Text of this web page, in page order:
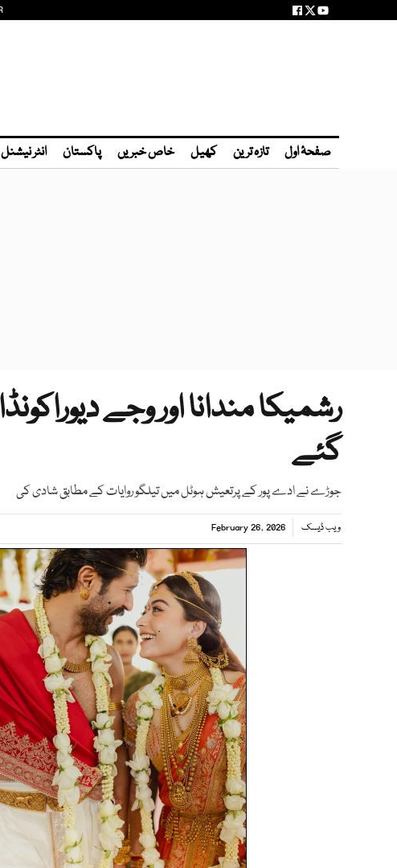
صفحۂ اول تازہ ترین کھیل خاص خبریں پاکستان انٹر نیشنل
رشمیکا مندانا اور وجے
گئے
جوڑے نے ادے پور کے پرتعیش ہوٹل میں تیلگو روایات کے مطابق شادی کی
ویب ڈیسک February 26, 2026